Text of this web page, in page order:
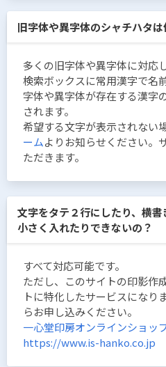
旧字体や異字体のシャチハタは
多くの旧字体や異字体に対応
検索ボックスに常用漢字で名
字体や異字体が存在する漢字
されます。
希望する文字が表示されない
ームよりお知らせください。
ただきます。
文字をタテ２行にしたり、横
小さく入れたりできないの？
すべて対応可能です。
ただし、このサイトの印影作
トに特化したサービスになり
らお申し込みください。
一心堂印房オンラインショッ
https://www.is-hanko.co.jp